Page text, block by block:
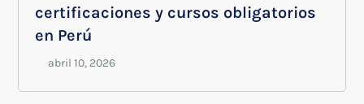
certificaciones y cursos obligatorios
en Perú